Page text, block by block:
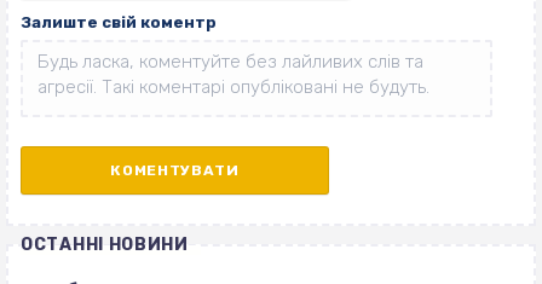
Залиште свій коментр
ОСТАННІ НОВИНИ